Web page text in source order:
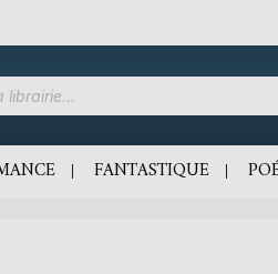
FANTASTIQUE